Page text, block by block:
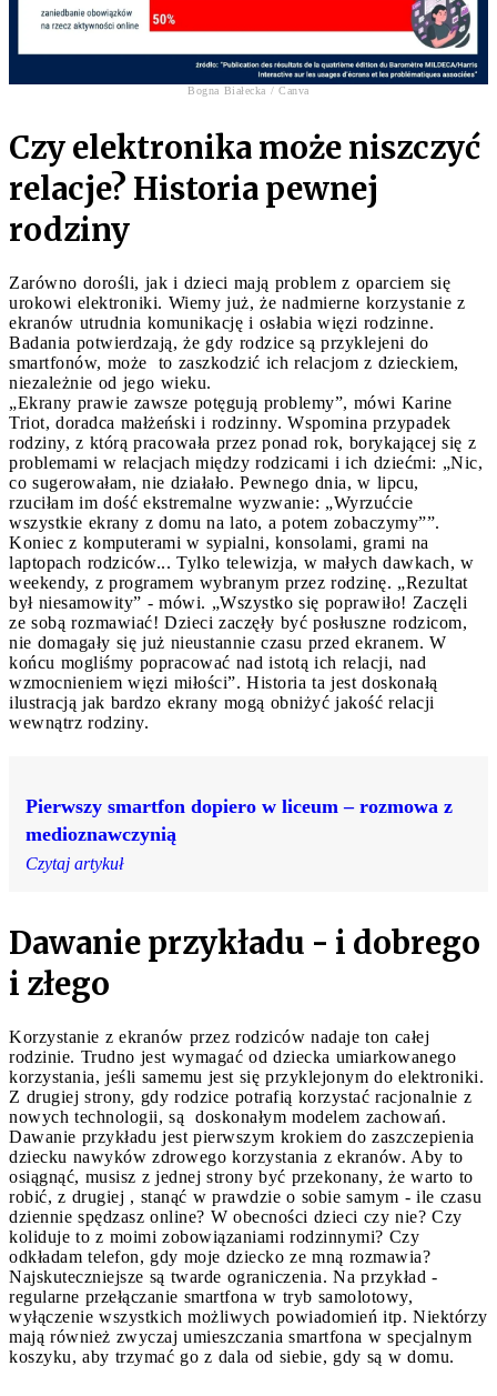
Bogna Białecka / Canva
Czy elektronika może niszczyć
relacje? Historia pewnej
rodziny
Zarówno dorośli, jak i dzieci mają problem z oparciem się
urokowi elektroniki. Wiemy już, że nadmierne korzystanie z
ekranów utrudnia komunikację i osłabia więzi rodzinne.
Badania potwierdzają, że gdy rodzice są przyklejeni do
smartfonów, może to zaszkodzić ich relacjom z dzieckiem,
niezależnie od jego wieku.
„Ekrany prawie zawsze potęgują problemy”, mówi Karine
Triot, doradca małżeński i rodzinny. Wspomina przypadek
rodziny, z którą pracowała przez ponad rok, borykającej się z
problemami w relacjach między rodzicami i ich dziećmi: „Nic,
co sugerowałam, nie działało. Pewnego dnia, w lipcu,
rzuciłam im dość ekstremalne wyzwanie: „Wyrzućcie
wszystkie ekrany z domu na lato, a potem zobaczymy””.
Koniec z komputerami w sypialni, konsolami, grami na
laptopach rodziców... Tylko telewizja, w małych dawkach, w
weekendy, z programem wybranym przez rodzinę. „Rezultat
był niesamowity” - mówi. „Wszystko się poprawiło! Zaczęli
ze sobą rozmawiać! Dzieci zaczęły być posłuszne rodzicom,
nie domagały się już nieustannie czasu przed ekranem. W
końcu mogliśmy popracować nad istotą ich relacji, nad
wzmocnieniem więzi miłości”. Historia ta jest doskonałą
ilustracją jak bardzo ekrany mogą obniżyć jakość relacji
wewnątrz rodziny.
Pierwszy smartfon dopiero w liceum – rozmowa z
medioznawczynią
Czytaj artykuł
Dawanie przykładu - i dobrego
i złego
Korzystanie z ekranów przez rodziców nadaje ton całej
rodzinie. Trudno jest wymagać od dziecka umiarkowanego
korzystania, jeśli samemu jest się przyklejonym do elektroniki.
Z drugiej strony, gdy rodzice potrafią korzystać racjonalnie z
nowych technologii, są doskonałym modelem zachowań.
Dawanie przykładu jest pierwszym krokiem do zaszczepienia
dziecku nawyków zdrowego korzystania z ekranów. Aby to
osiągnąć, musisz z jednej strony być przekonany, że warto to
robić, z drugiej , stanąć w prawdzie o sobie samym - ile czasu
dziennie spędzasz online? W obecności dzieci czy nie? Czy
koliduje to z moimi zobowiązaniami rodzinnymi? Czy
odkładam telefon, gdy moje dziecko ze mną rozmawia?
Najskuteczniejsze są twarde ograniczenia. Na przykład -
regularne przełączanie smartfona w tryb samolotowy,
wyłączenie wszystkich możliwych powiadomień itp. Niektórzy
mają również zwyczaj umieszczania smartfona w specjalnym
koszyku, aby trzymać go z dala od siebie, gdy są w domu.